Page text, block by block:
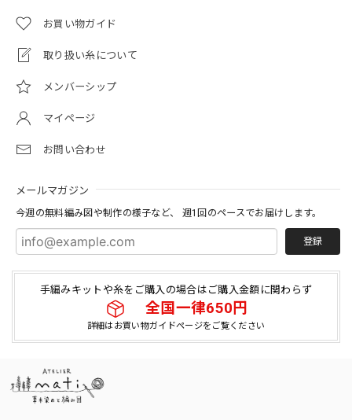
お買い物ガイド
取り扱い糸について
メンバーシップ
マイページ
お問い合わせ
メールマガジン
今週の無料編み図や制作の様子など、 週1回のペースでお届けします。
登録
手編みキットや糸をご購入の場合はご購入金額に関わらず
全国一律650円
詳細はお買い物ガイドページをご覧ください